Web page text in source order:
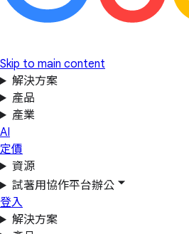
Skip to main content
解決方案
產品
產業
AI
定價
資源
試著用協作平台辦公
登入
解決方案